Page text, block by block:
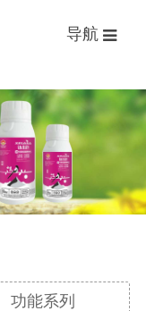
导航
功能系列